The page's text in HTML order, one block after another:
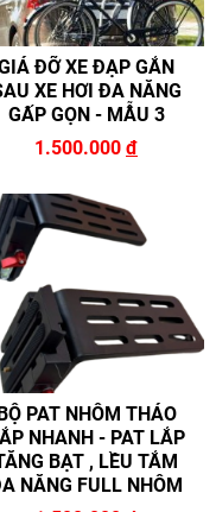
ĐỠ XE ĐẠP GẮN
XE HƠI ĐA NĂNG
GẤP GỌN - MẪU 3
1.500.000 đ
PAT NHÔM THÁO
NHANH - PAT LẮP
BẠT , LỀU TẮM
NĂNG FULL NHÔM